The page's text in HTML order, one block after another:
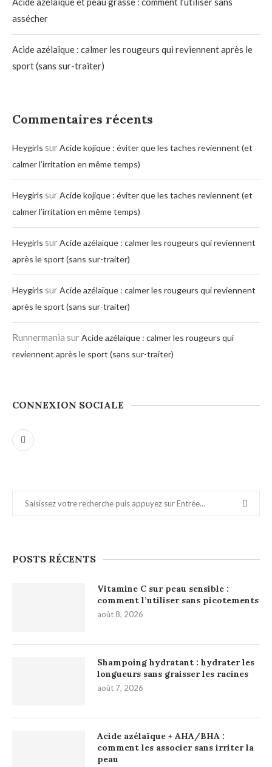
assécher
Acide azélaïque : calmer les rougeurs qui reviennent après le
sport (sans sur-traiter)
Commentaires récents
Heygirls surAcide kojique : éviter que les taches reviennent (et
calmer l’irritation en même temps)
Heygirls surAcide kojique : éviter que les taches reviennent (et
calmer l’irritation en même temps)
Heygirls surAcide azélaïque : calmer les rougeurs qui reviennent
après le sport (sans sur-traiter)
Heygirls surAcide azélaïque : calmer les rougeurs qui reviennent
après le sport (sans sur-traiter)
Runnermania surAcide azélaïque : calmer les rougeurs qui
reviennent après le sport (sans sur-traiter)
CONNEXION SOCIALE
POSTS RÉCENTS
Vitamine C sur peau sensible :
comment l’utiliser sans picotements
août 8, 2026
Shampoing hydratant : hydrater les
longueurs sans graisser les racines
août 7, 2026
Acide azélaïque + AHA/BHA :
comment les associer sans irriter la
peau